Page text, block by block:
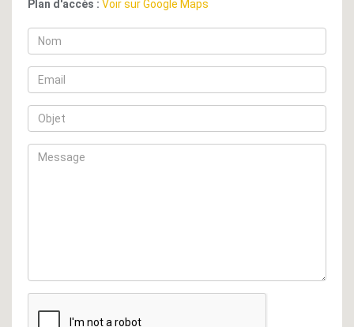
Plan d'accès : Voir sur Google Maps